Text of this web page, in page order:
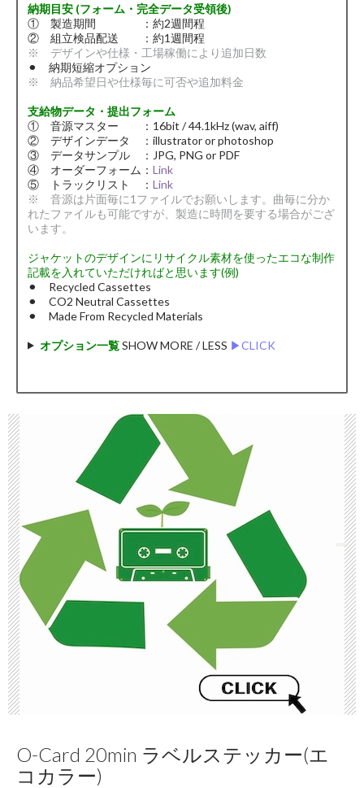
納期目安 (フォーム・完全データ受領後)
① 製造期間 ：約2週間程
② 組立検品配送 ：約1週間程
※ デザインや仕様・工場稼働により追加日数
⚫︎ 納期短縮オプション
※ 納品希望日や仕様毎に可否や追加料金
支給物データ・提出フォーム
① 音源マスター ：16bit / 44.1kHz (wav, aiff)
② デザインデータ ：illustrator or photoshop
③ データサンプル ：JPG, PNG or PDF
④ オーダーフォーム： Link
⑤ トラックリスト ： Link
※ 音源は片面毎に1ファイルでお願いします。曲毎に分か
れたファイルも可能ですが、製造に時間を要する場合がござ
います。
ジャケットのデザインにリサイクル素材を使ったエコな制作
記載を入れていただければと思います(例)
⚫︎ Recycled Cassettes
⚫︎ CO2 Neutral Cassettes
⚫︎ Made From Recycled Materials
オプション一覧SHOW MORE / LESS ▶︎CLICK
O-Card 20min ラベルステッカー(エ
コカラー)